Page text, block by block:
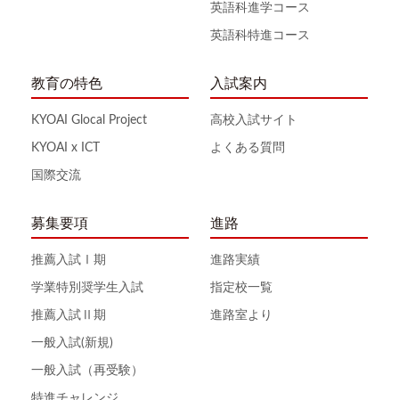
英語科進学コース
英語科特進コース
教育の特色
KYOAI Glocal Project
KYOAI x ICT
国際交流
入試案内
高校入試サイト
よくある質問
募集要項
推薦入試Ⅰ期
学業特別奨学生入試
推薦入試Ⅱ期
一般入試(新規)
一般入試（再受験）
進路
進路実績
指定校一覧
進路室より